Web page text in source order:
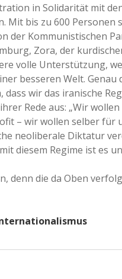
in Solidarität mit
Mit bis zu 600
der Kommunistischen
Zora, der
volle Unterstützung,
besseren Welt.
wir das iranische
Rede aus: „Wir
– wir wollen selber für
neoliberale Diktatur
diesem Regime ist es
denn die da Oben